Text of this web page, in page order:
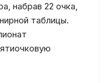
набрав 22 очка,
таблицы.